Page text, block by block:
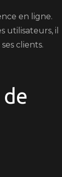
en ligne.
utilisateurs, il
clients.